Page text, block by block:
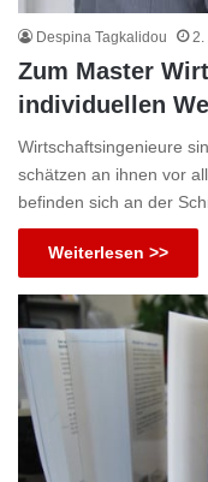
Despina Tagkalidou 2.
Zum Master
individuellen
Wirtschaftsingenieure
schätzen an ihnen vor
befinden sich an der
Weiterlesen >>